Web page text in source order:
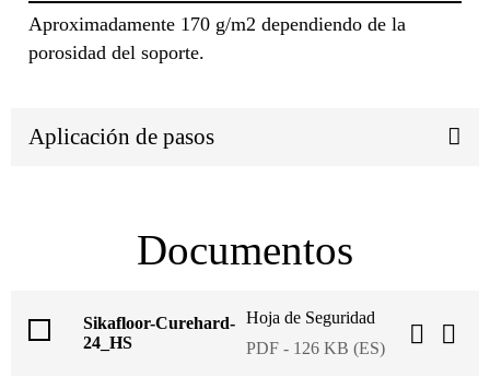
Aproximadamente 170 g/m2 dependiendo de la
porosidad del soporte.
Aplicación de pasos
Documentos
Sikafloor-Curehard-
24_HS
Hoja de Seguridad
PDF - 126 KB (ES)